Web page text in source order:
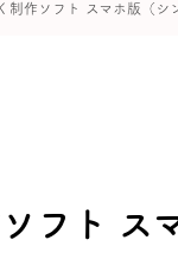
制作ソフト スマホ版（シ
フト ス